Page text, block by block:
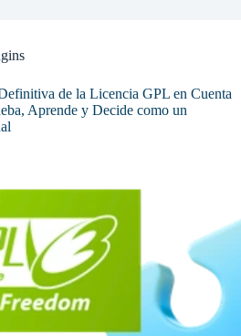
de la Licencia GPL en Cuenta
Aprende y Decide como un